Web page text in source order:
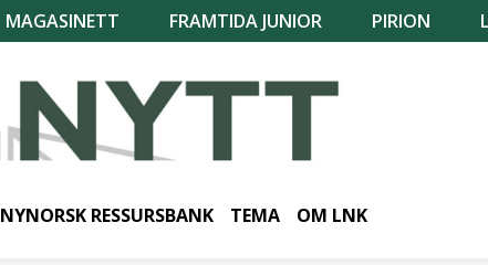
MAGASINETT FRAMTIDA JUNIOR PIRION
NYNORSK RESSURSBANK TEMA OM LNK